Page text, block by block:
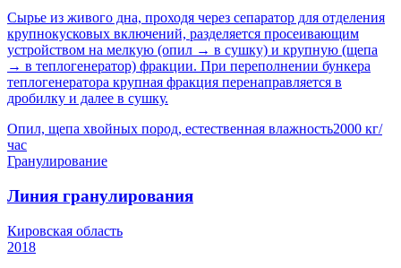
Сырье из живого дна, проходя через сепаратор для отделения
крупнокусковых включений, разделяется просеивающим
устройством на мелкую (опил → в сушку) и крупную (щепа
→ в теплогенератор) фракции. При переполнении бункера
теплогенератора крупная фракция перенаправляется в
дробилку и далее в сушку.
Опил, щепа хвойных пород, естественная влажность2000 кг/
час
Гранулирование
Линия гранулирования
Кировская область
2018